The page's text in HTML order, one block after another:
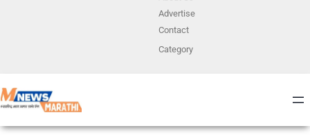
Advertise
Contact
Category